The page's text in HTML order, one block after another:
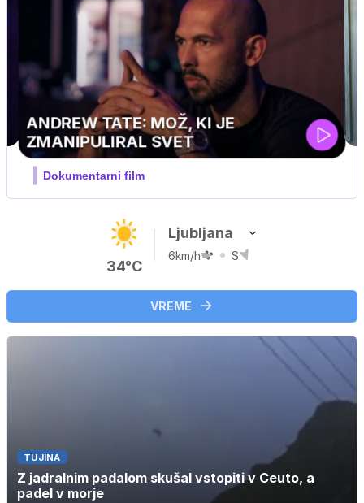
MOJ PRIJATELJ PINGVIN
Film meseca / družinski, pustolovski
34°C
Ljubljana
6km/h S
VREME
TUJINA
Z jadralnim padalom skušal vstopiti v Ceuto, a
padel v morje